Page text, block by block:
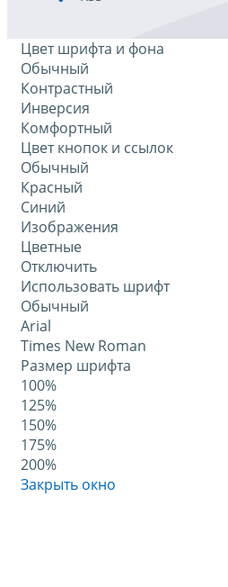
Цвет шрифта и фона
Обычный
Контрастный
Инверсия
Комфортный
Цвет кнопок и ссылок
Обычный
Красный
Синий
Изображения
Цветные
Отключить
Использовать шрифт
Обычный
Arial
Times New Roman
Размер шрифта
100%
125%
150%
175%
200%
Закрыть окно